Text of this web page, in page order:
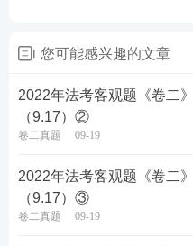
您可能感兴趣的文章
2022年法考客观题《卷二
（9.17）②
卷二真题 09-19
2022年法考客观题《卷二
（9.17）③
卷二真题 09-19